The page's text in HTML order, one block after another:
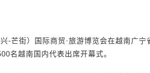
-芒街）国际商贸·旅游博览会在越南广宁
名越南国内代表出席开幕式。